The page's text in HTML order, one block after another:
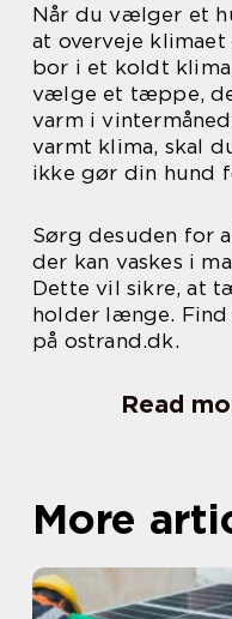
Når du vælger et
at overveje
bor i et koldt
vælge et tæppe,
varm i
varmt klima, skal
ikke gør din hund
Sørg desuden for
der kan vaskes i
Dette vil sikre, at
holder længe. Find
på ostrand.dk.
Read
More